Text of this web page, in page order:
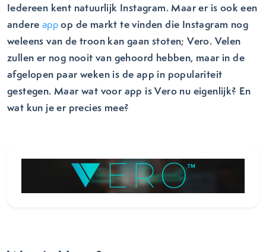
Iedereen kent natuurlijk Instagram. Maar er is ook een
andere appop de markt te vinden die Instagram nog
weleens van de troon kan gaan stoten; Vero. Velen
zullen er nog nooit van gehoord hebben, maar in de
afgelopen paar weken is de app in populariteit
gestegen. Maar wat voor app is Vero nu eigenlijk? En
wat kun je er precies mee?